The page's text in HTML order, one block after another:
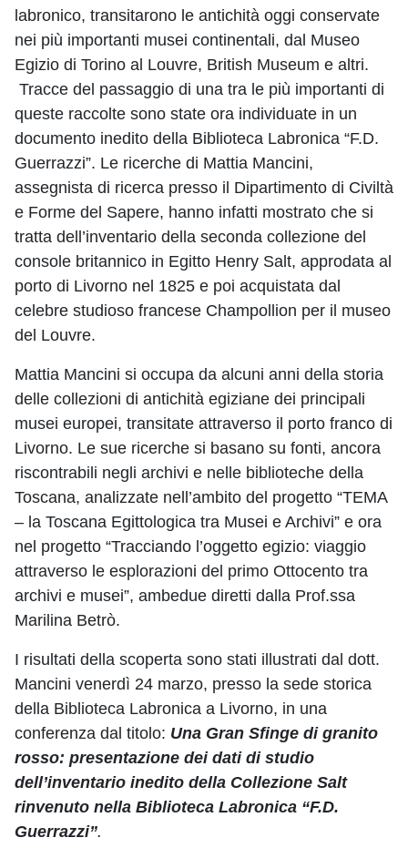
labronico, transitarono le antichità oggi conservate
nei più importanti musei continentali, dal Museo
Egizio di Torino al Louvre, British Museum e altri.
Tracce del passaggio di una tra le più importanti di
queste raccolte sono state ora individuate in un
documento inedito della Biblioteca Labronica “F.D.
Guerrazzi”. Le ricerche di Mattia Mancini,
assegnista di ricerca presso il Dipartimento di Civiltà
e Forme del Sapere, hanno infatti mostrato che si
tratta dell’inventario della seconda collezione del
console britannico in Egitto Henry Salt, approdata al
porto di Livorno nel 1825 e poi acquistata dal
celebre studioso francese Champollion per il museo
del Louvre.
Mattia Mancini si occupa da alcuni anni della storia
delle collezioni di antichità egiziane dei principali
musei europei, transitate attraverso il porto franco di
Livorno. Le sue ricerche si basano su fonti, ancora
riscontrabili negli archivi e nelle biblioteche della
Toscana, analizzate nell’ambito del progetto “TEMA
– la Toscana Egittologica tra Musei e Archivi” e ora
nel progetto “Tracciando l’oggetto egizio: viaggio
attraverso le esplorazioni del primo Ottocento tra
archivi e musei”, ambedue diretti dalla Prof.ssa
Marilina Betrò.
I risultati della scoperta sono stati illustrati dal dott.
Mancini venerdì 24 marzo, presso la sede storica
della Biblioteca Labronica a Livorno, in una
conferenza dal titolo: Una Gran Sfinge di granito
rosso: presentazione dei dati di studio
dell’inventario inedito della Collezione Salt
rinvenuto nella Biblioteca Labronica “F.D.
Guerrazzi”.